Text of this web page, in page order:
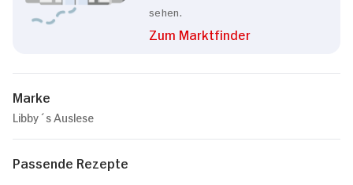
sehen.
Zum Marktfinder
Marke
Libby´s Auslese
Passende Rezepte